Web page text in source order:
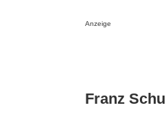
Anzeige
Franz